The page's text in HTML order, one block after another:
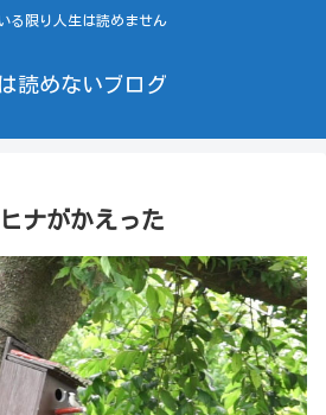
る限り人生は読めません
読めないブログ
ナがかえった